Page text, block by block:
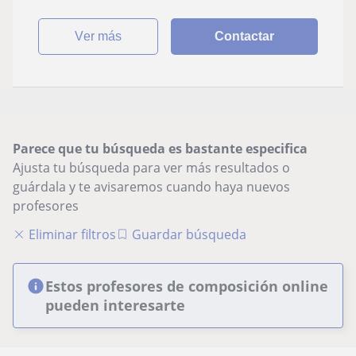
ver más Contactar
Parece que tu búsqueda es bastante especifica
Ajusta tu búsqueda para ver más resultados o
guárdala y te avisaremos cuando haya nuevos
profesores
Eliminar filtros
Guardar búsqueda
Estos profesores de composición online
pueden interesarte